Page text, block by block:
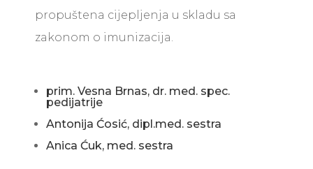
propuštena cijepljenja u skladu sa
zakonom o imunizacija.
prim. Vesna Brnas, dr. med. spec.
pedijatrije
Antonija Ćosić, dipl.med. sestra
Anica Ćuk, med. sestra